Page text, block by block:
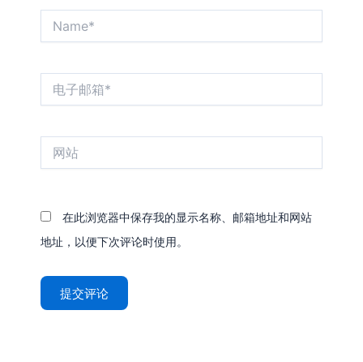
在此浏览器中保存我的显示名称、邮箱地址和网站
地址，以便下次评论时使用。